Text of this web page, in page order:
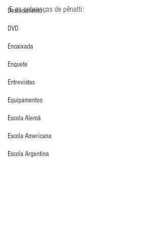
Deslocamento
DVD
Encaixada
Enquete
Entrevistas
Equipamentos
Escola Alemã
Escola Americana
Escola Argentina
E as cobranças de pênalti: